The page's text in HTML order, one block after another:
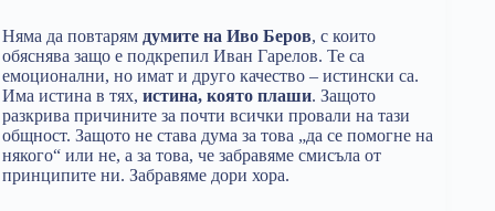
Няма да повтарям думите на Иво Беров, с които
обяснява защо е подкрепил Иван Гарелов. Те са
емоционални, но имат и друго качество – истински са.
Има истина в тях, истина, която плаши. Защото
разкрива причините за почти всички провали на тази
общност. Защото не става дума за това „да се помогне на
някого“ или не, а за това, че забравяме смисъла от
принципите ни. Забравяме дори хора.